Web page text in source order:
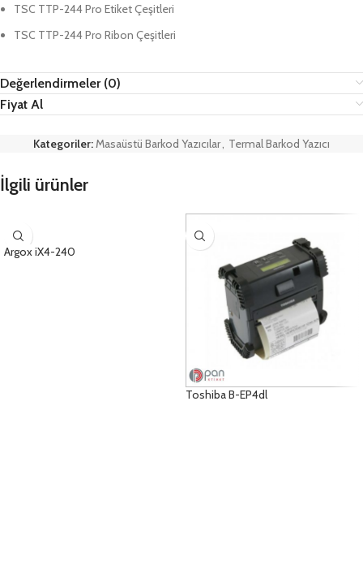
TSC TTP-244 Pro Etiket Çeşitleri
TSC TTP-244 Pro Ribon Çeşitleri
Değerlendirmeler (0)
Fiyat Al
Kategoriler:Masaüstü Barkod Yazıcılar, Termal Barkod Yazıcı
İlgili ürünler
Argox iX4-240
Toshiba B-EP4dl